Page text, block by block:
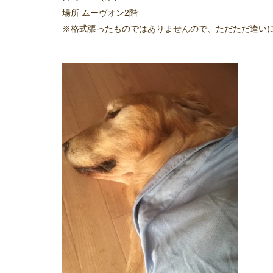
場所 ムーヴオン2階
※格式張ったものではありませんので、ただただ逢い